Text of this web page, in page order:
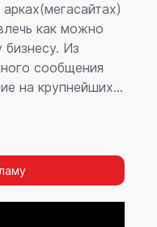
как можно
Из
сообщения
на крупнейших
в прямой
в Анапе –